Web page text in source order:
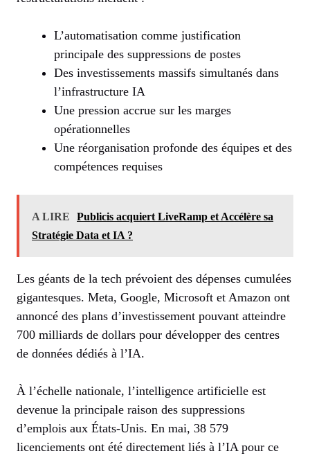
L’automatisation comme justification
principale des suppressions de postes
Des investissements massifs simultanés dans
l’infrastructure IA
Une pression accrue sur les marges
opérationnelles
Une réorganisation profonde des équipes et des
compétences requises
A LIRE
Publicis acquiert LiveRamp et Accélère sa
Stratégie Data et IA ?
Les géants de la tech prévoient des dépenses cumulées
gigantesques. Meta, Google, Microsoft et Amazon ont
annoncé des plans d’investissement pouvant atteindre
700 milliards de dollars pour développer des centres
de données dédiés à l’IA.
À l’échelle nationale, l’intelligence artificielle est
devenue la principale raison des suppressions
d’emplois aux États-Unis. En mai, 38 579
licenciements ont été directement liés à l’IA pour ce